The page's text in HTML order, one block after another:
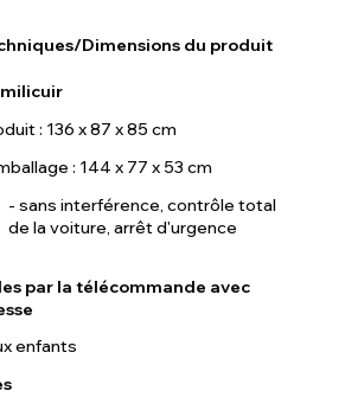
Dimensions du produit
: 136 x 87 x 85 cm
: 144 x 77 x 53 cm
- sans interférence, contrôle total
de la voiture, arrêt d'urgence
par la télécommande avec
enfants